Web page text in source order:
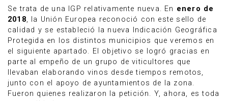
Se trata de una IGP relativamente nueva. En enero de
2018, la Unión Europea reconoció con este sello de
calidad y se estableció la nueva Indicación Geográfica
Protegida en los distintos municipios que veremos en
el siguiente apartado. El objetivo se logró gracias en
parte al empeño de un grupo de viticultores que
llevaban elaborando vinos desde tiempos remotos,
junto con el apoyo de ayuntamientos de la zona.
Fueron quienes realizaron la petición. Y, ahora, es toda